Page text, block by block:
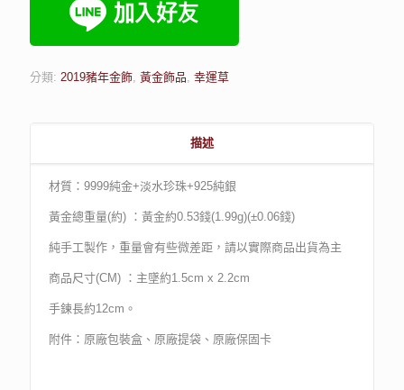
分類: 2019豬年金飾 黃金飾品 幸運草
描述
材質：9999純金+淡水珍珠+925純銀
黃金總重量(約) ：黃金約0.53錢(1.99g)(±0.06錢)
純手工製作，重量會有些微差距，請以實際商品出貨為主
商品尺寸(CM) ：主墜約1.5cm x 2.2cm
手鍊長約12cm。
附件：原廠包裝盒、原廠提袋、原廠保固卡